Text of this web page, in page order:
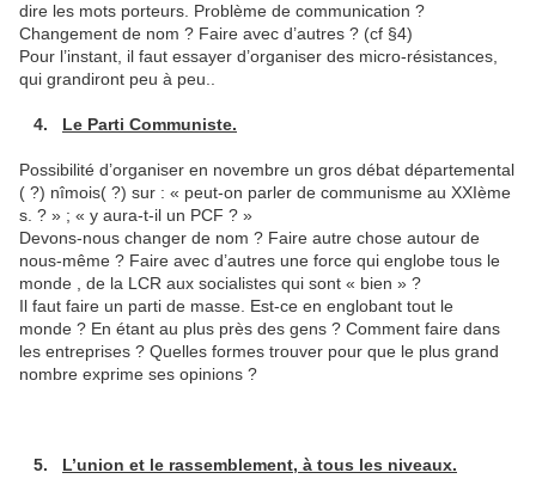
dire les mots porteurs. Problème de communication ?
Changement de nom ? Faire avec d’autres ? (cf §4)
Pour l’instant, il faut essayer d’organiser des micro-résistances,
qui grandiront peu à peu..
4. Le Parti Communiste.
Possibilité d’organiser en novembre un gros débat départemental
( ?) nîmois( ?) sur : « peut-on parler de communisme au XXIème
s. ? » ; « y aura-t-il un PCF ? »
Devons-nous changer de nom ? Faire autre chose autour de
nous-même ? Faire avec d’autres une force qui englobe tous le
monde , de la LCR aux socialistes qui sont « bien » ?
Il faut faire un parti de masse. Est-ce en englobant tout le
monde ? En étant au plus près des gens ? Comment faire dans
les entreprises ? Quelles formes trouver pour que le plus grand
nombre exprime ses opinions ?
5. L’union et le rassemblement, à tous les niveaux.